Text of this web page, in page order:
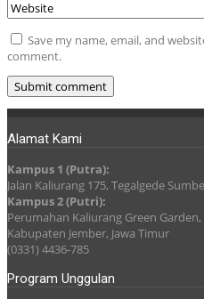
Save my name, email, and
comment.
Alamat Kami
Kampus 1 (Putra):
Jalan Kaliurang 175, Tegalgede
Kampus 2 (Putri):
Perumahan Kaliurang Green
Kabupaten Jember, Jawa Timur
(0331) 4436-785
Program Unggulan